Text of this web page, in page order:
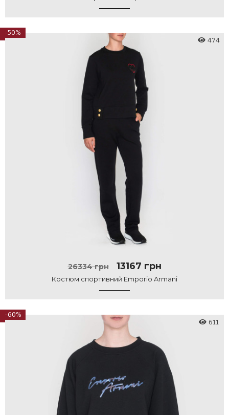
-50%
26334 грн 13167 грн
Костюм спортивний Emporio Armani
474
-60%
611